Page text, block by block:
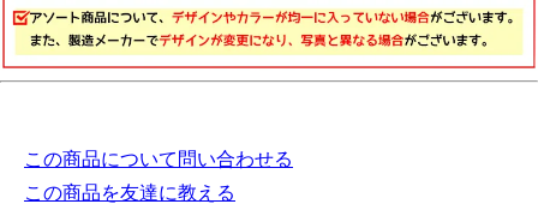
この商品について問い合わせる
この商品を友達に教える